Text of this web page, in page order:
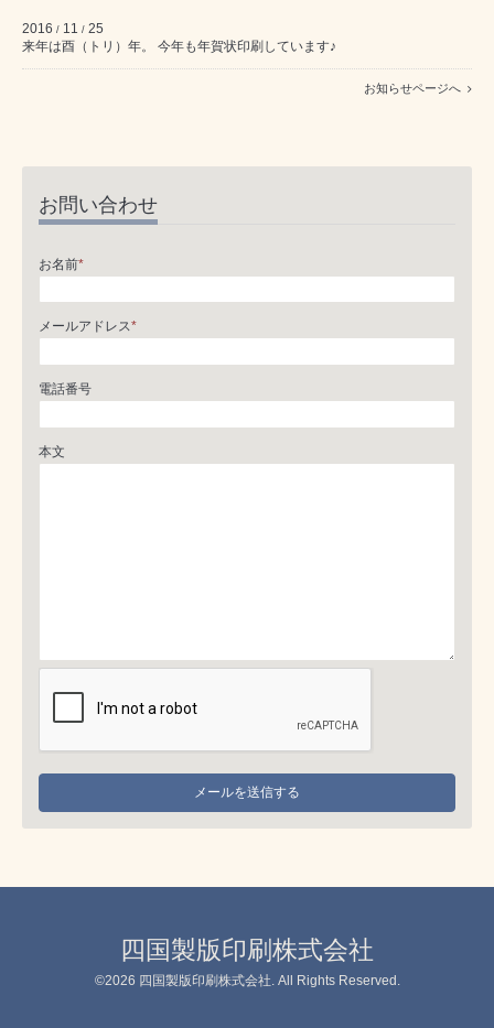
2016 / 11 / 25
来年は酉（トリ）年。 今年も年賀状印刷しています♪
お知らせページへ
お問い合わせ
お名前*
メールアドレス*
電話番号
本文
四国製版印刷株式会社
©2026 四国製版印刷株式会社. All Rights Reserved.